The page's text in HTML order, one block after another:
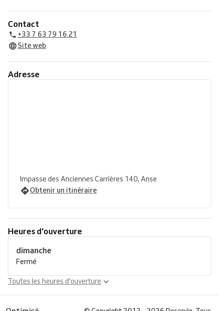
Contact
+33 7 63 79 16 21
Site web
Adresse
Impasse des Anciennes Carrières 140, Anse
Obtenir un itinéraire
Heures d'ouverture
dimanche
Fermé
Toutes les heures d'ouverture